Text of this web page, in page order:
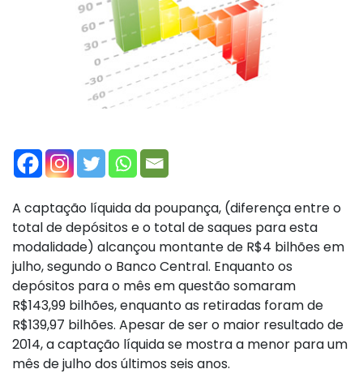
A captação líquida da poupança, (diferença entre o
total de depósitos e o total de saques para esta
modalidade) alcançou montante de R$4 bilhões em
julho, segundo o Banco Central. Enquanto os
depósitos para o mês em questão somaram
R$143,99 bilhões, enquanto as retiradas foram de
R$139,97 bilhões. Apesar de ser o maior resultado de
2014, a captação líquida se mostra a menor para um
mês de julho dos últimos seis anos.